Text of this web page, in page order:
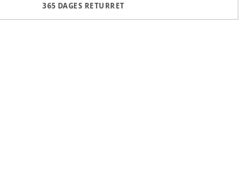
365 DAGES RETURRET